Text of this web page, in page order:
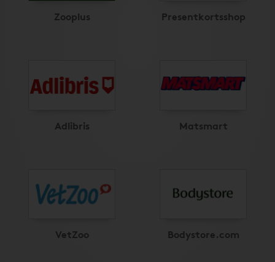
Zooplus Presentkortsshop
Adlibris Matsmart
VetZoo Bodystore.com